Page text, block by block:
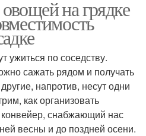
на грядке
ужиться по соседству.
сажать рядом и получать
напротив, несут одни
как организовать
снабжающий нас
весны и до поздней осени.